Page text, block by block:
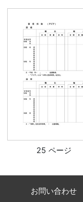
25 ページ
お問い合わせ